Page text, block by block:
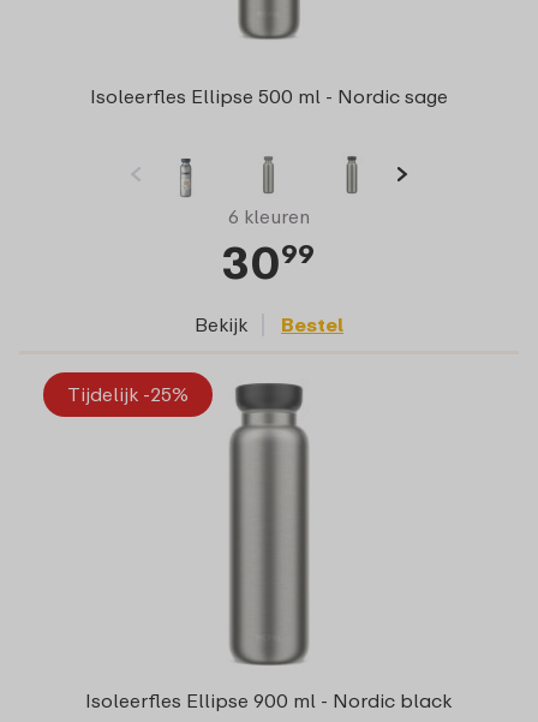
Isoleerfles Ellipse 500 ml - Nordic sage
6 kleuren
3099
Bekijk Bestel
Tijdelijk -25%
Isoleerfles Ellipse 900 ml - Nordic black